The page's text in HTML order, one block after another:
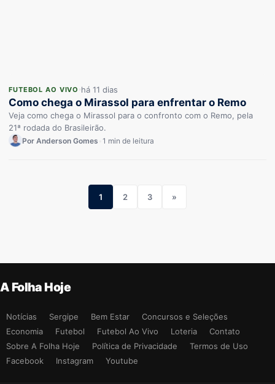
FUTEBOL AO VIVO há 11 dias
Como chega o Mirassol para enfrentar o Remo
Veja como chega o Mirassol para o confronto com o Remo, pela
21ª rodada do Brasileirão.
Por Anderson Gomes 1 min de leitura
1 2 3 »
A Folha Hoje
Notícias Sergipe Bem Estar
Concursos e Seleções
Economia
Futebol Futebol Ao Vivo Loteria
Contato
Sobre A Folha Hoje
Política de Privacidade
Termos de Uso
Facebook
Instagram Youtube